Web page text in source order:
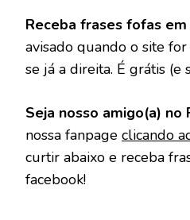
Receba frases fofas
avisado quando o site
se já a direita. É grátis (e
Seja nosso amigo(a) no
nossa fanpage clicando
curtir abaixo e receba
facebook!